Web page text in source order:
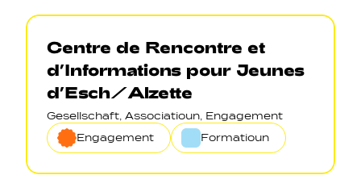
Navigation secondarie
Sozial Netzwierker
Navigation pied de page
Gérer les cookies
Centre de Rencontre et
d’Informations pour Jeunes
d’Esch/Alzette
Gesellschaft, Associatioun, Engagement
Engagement
Formatioun